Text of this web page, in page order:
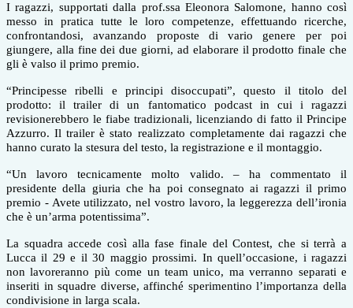
I ragazzi, supportati dalla prof.ssa Eleonora Salomone, hanno così
messo in pratica tutte le loro competenze, effettuando ricerche,
confrontandosi, avanzando proposte di vario genere per poi
giungere, alla fine dei due giorni, ad elaborare il prodotto finale che
gli è valso il primo premio.
“Principesse ribelli e principi disoccupati”, questo il titolo del
prodotto: il trailer di un fantomatico podcast in cui i ragazzi
revisionerebbero le fiabe tradizionali, licenziando di fatto il Principe
Azzurro. Il trailer è stato realizzato completamente dai ragazzi che
hanno curato la stesura del testo, la registrazione e il montaggio.
“Un lavoro tecnicamente molto valido. – ha commentato il
presidente della giuria che ha poi consegnato ai ragazzi il primo
premio - Avete utilizzato, nel vostro lavoro, la leggerezza dell’ironia
che è un’arma potentissima”.
La squadra accede così alla fase finale del Contest, che si terrà a
Lucca il 29 e il 30 maggio prossimi. In quell’occasione, i ragazzi
non lavoreranno più come un team unico, ma verranno separati e
inseriti in squadre diverse, affinché sperimentino l’importanza della
condivisione in larga scala.